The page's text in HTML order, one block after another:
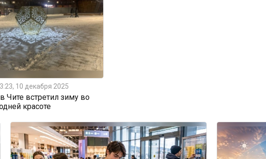
10 декабря 2025
встретил зиму во
красоте